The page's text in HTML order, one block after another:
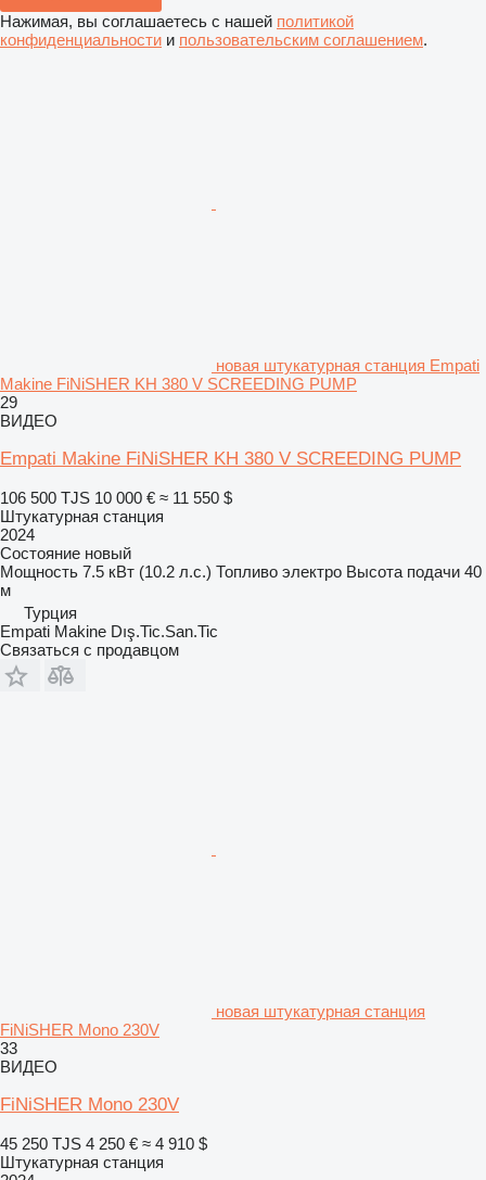
Нажимая, вы соглашаетесь с нашей политикой
конфиденциальности и пользовательским соглашением.
новая штукатурная станция Empati
Makine FiNiSHER KH 380 V SCREEDING PUMP
29
ВИДЕО
Empati Makine FiNiSHER KH 380 V SCREEDING PUMP
106 500 TJS 10 000 € ≈ 11 550 $
Штукатурная станция
2024
Состояние новый
Мощность 7.5 кВт (10.2 л.с.) Топливо электро Высота подачи 40
м
Турция
Empati Makine Dış.Tic.San.Tic
Связаться с продавцом
новая штукатурная станция
FiNiSHER Mono 230V
33
ВИДЕО
FiNiSHER Mono 230V
45 250 TJS 4 250 € ≈ 4 910 $
Штукатурная станция